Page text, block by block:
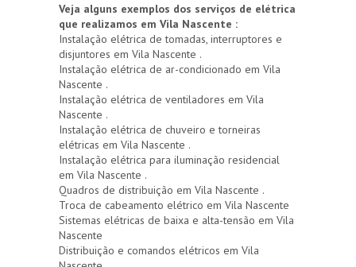
Veja alguns exemplos dos serviços de elétrica
que realizamos em Vila Nascente :
Instalação elétrica de tomadas, interruptores e
disjuntores em Vila Nascente .
Instalação elétrica de ar-condicionado em Vila
Nascente .
Instalação elétrica de ventiladores em Vila
Nascente .
Instalação elétrica de chuveiro e torneiras
elétricas em Vila Nascente .
Instalação elétrica para iluminação residencial
em Vila Nascente .
Quadros de distribuição em Vila Nascente .
Troca de cabeamento elétrico em Vila Nascente
Sistemas elétricas de baixa e alta-tensão em Vila
Nascente
Distribuição e comandos elétricos em Vila